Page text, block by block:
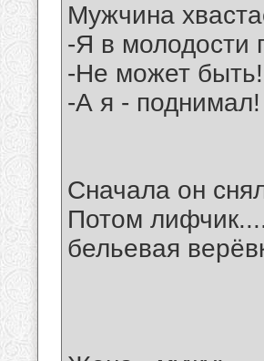
Мужчина
-Я в молодости
-Не может
-А я -
Сначала он
Потом
бельевая